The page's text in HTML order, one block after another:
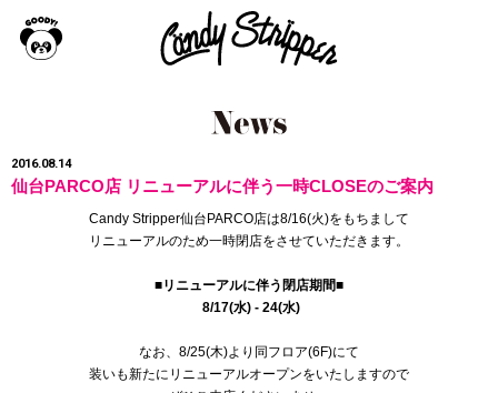
2016.08.14
仙台PARCO店 リニューアルに伴う一時CLOSEのご案内
Candy Stripper仙台PARCO店は8/16(火)をもちまして
リニューアルのため一時閉店をさせていただきます。
■リニューアルに伴う閉店期間■
8/17(水) - 24(水)
なお、8/25(木)より同フロア(6F)にて
装いも新たにリニューアルオープンをいたしますので